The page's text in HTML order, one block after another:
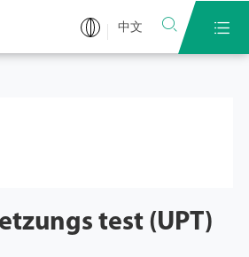
中文  
test (UPT)